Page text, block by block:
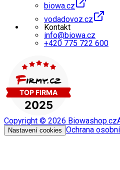
biowa.cz
vodadovoz.cz
Kontakt
info@biowa.cz
+420 775 722 600
Copyright © 2026 Biowashop.cz
Nastavení cookies Ochrana